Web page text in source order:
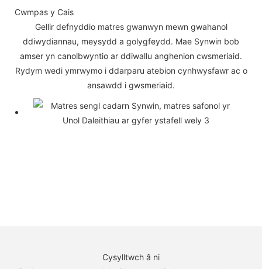
Cwmpas y Cais
Gellir defnyddio matres gwanwyn mewn gwahanol
ddiwydiannau, meysydd a golygfeydd. Mae Synwin bob
amser yn canolbwyntio ar ddiwallu anghenion cwsmeriaid.
Rydym wedi ymrwymo i ddarparu atebion cynhwysfawr ac o
ansawdd i gwsmeriaid.
Cysylltwch â ni